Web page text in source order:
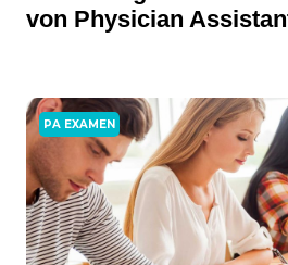
von Physician
PA EXAMEN